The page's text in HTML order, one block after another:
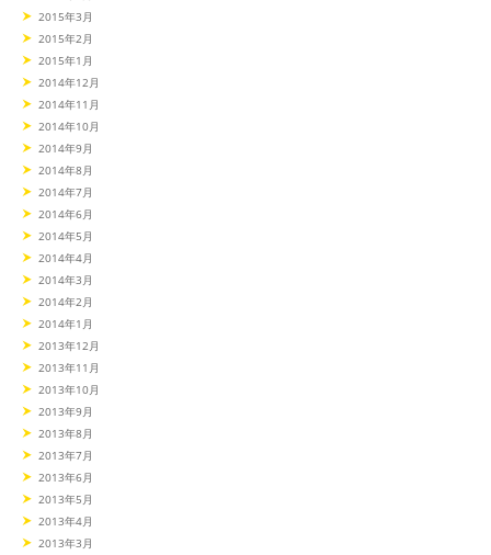
2015年3月
2015年2月
2015年1月
2014年12月
2014年11月
2014年10月
2014年9月
2014年8月
2014年7月
2014年6月
2014年5月
2014年4月
2014年3月
2014年2月
2014年1月
2013年12月
2013年11月
2013年10月
2013年9月
2013年8月
2013年7月
2013年6月
2013年5月
2013年4月
2013年3月